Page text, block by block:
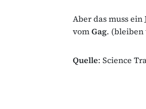
Aber das muss
vomGag.
Quelle: Science